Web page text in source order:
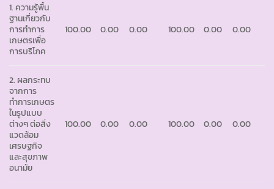
1. ความรู้พื้น
ฐานเกี่ยวกับ
การทำการ
เกษตรเพื่อ
การบริโภค
100.00 0.00 0.00 100.00 0.00 0.00
2. ผลกระทบ
จากการ
ทำการเกษตร
ในรูปแบบ
ต่างๆ ต่อสิ่ง
แวดล้อม
เศรษฐกิจ
และสุขภาพ
อนามัย
100.00 0.00 0.00 100.00 0.00 0.00